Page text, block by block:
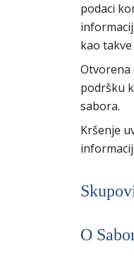
podaci
kao
Otvorena
podršku
sabora.
Kršenje
O